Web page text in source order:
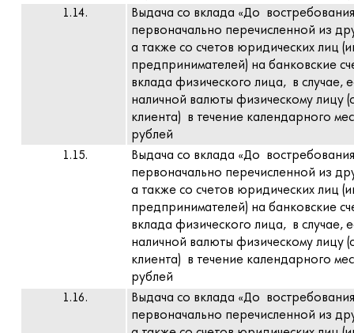
1.14.
Выдача со вклада «До
первоначально перечисленной из
а также со счетов юридических лиц
предпринимателей) на банковские
вклада физического лица, в случае,
наличной валюты физическому лицу
клиента) в течение календарного
рублей
1.15.
Выдача со вклада «До
первоначально перечисленной из
а также со счетов юридических лиц
предпринимателей) на банковские
вклада физического лица, в случае,
наличной валюты физическому лицу
клиента) в течение календарного
рублей
1.16.
Выдача со вклада «До
первоначально перечисленной из